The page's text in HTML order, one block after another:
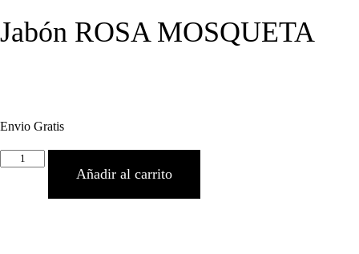
Jabón ROSA MOSQUETA
Envio Gratis
Jabón
ROSA
Añadir al carrito